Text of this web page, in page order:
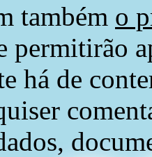
também o
permitirão
há de